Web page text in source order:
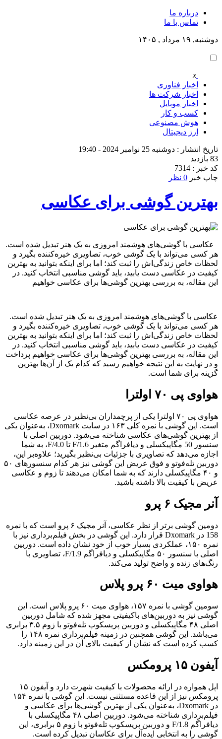
درباره ما
تماس با ما
دوشنبه, ۱۹ مرداد , ۱۴۰۵
x
اخبار فناوری
اخبار شرکت ها
اخبار موبایل
کسب و کار
هوش مصنوعی
ارز دیجیتال
تاریخ انتشار : دوشنبه 25 نوامبر 2024 - 19:40
83 بازدید
کد خبر : 7314
چاپ خبر 0 نظر
بهترین گوشی برای عکاسی
عکاسی با گوشی‌های هوشمند امروزی به یک هنر تبدیل شده است.
هر کسی می‌تواند با یک گوشی خوب، تصاویری خیره‌کننده بگیرد و
لحظات خاص زندگی‌اش را ثبت کند؛ اما برای اینکه بتوانید به بهترین
کیفیت در عکاسی دست یابید، باید گوشی مناسبی انتخاب کنید. در
این مقاله، به بررسی بهترین گوشی‌ها برای عکاسی خواهیم
عکاسی با گوشی‌های هوشمند امروزی به یک هنر تبدیل شده است.
هر کسی می‌تواند با یک گوشی خوب، تصاویری خیره‌کننده بگیرد و
لحظات خاص زندگی‌اش را ثبت کند؛ اما برای اینکه بتوانید به بهترین
کیفیت در عکاسی دست یابید، باید گوشی مناسبی انتخاب کنید. در
این مقاله، به بررسی بهترین گوشی‌ها برای عکاسی خواهیم پرداخت
و در نهایت به این نتیجه خواهیم رسید که کدام یک از آن‌ها بهترین
گزینه برای شما است.
هواوی پی ۷۰ اولترا
هواوی پی ۷۰ اولترا یکی از پرچمداران بی‌نظیر در عرصه عکاسی
است. این گوشی با نمره کلی ۱۶۳ در سایت Dxomark، به‌عنوان یکی
از بهترین گوشی‌های عکاسی شناخته می‌شود. دوربین اصلی با
سنسور 50 مگاپیکسلی و دیافراگم متغیر F/1.6 تا F/4.0، به شما
اجازه می‌دهد که تصاویری با جزئیات بی‌نظیر بگیرید؛ علاوه‌بر این،
دوربین تله‌فوتو و فوق عریض این گوشی نیز هر کدام سنسورهای ۵۰
و ۴۰ مگاپیکسلی دارند که به شما امکان می‌دهند تا زوم و عکاسی
عریض با کیفیت بالا داشته باشید.
آنر مجیک ۶ پرو
دومین گوشی برتر از نظر عکاسی، آنر مجیک ۶ پرو است که با نمره
158 در Dxomark قرار دارد. این گوشی در بخش فیلم‌برداری نیز با
نمره ۱۵۰، عملکردی بسیار خوب از خود نشان داده است. دوربین
اصلی با سنسور ۵۰ مگاپیکسلی و دیافراگم F/1.9، تصاویری با
رنگ‌های زنده و واضح تولید می‌کند.
هواوی میت ۶۰ پرو پلاس
سومین گوشی با نمره ۱۵۷، هواوی میت ۶۰ پرو پلاس است. این
گوشی نیز به دوربین‌های باکیفیتی مجهز شده که شامل دوربین
اصلی ۴۸ مگاپیکسلی و دوربین پریسکوپ تله‌فوتو با زوم ۳.۵ برابری
می‌باشد. این گوشی همچنین در زمینه فیلم‌برداری نمره ۱۴۸ را
کسب کرده است که نشان از کیفیت بالای آن در این زمینه دارد.
آیفون ۱۵ پرومکس
اپل همواره در ارائه محصولات با کیفیت شهرت دارد و آیفون ۱۵
پرومکس نیز از این قاعده مستثنی نیست. این گوشی با نمره ۱۵۴
در Dxomark، به‌عنوان یکی از بهترین گوشی‌ها برای عکاسی و
فیلم‌برداری شناخته می‌شود. دوربین اصلی ۴۸ مگاپیکسلی با
دیافراگم F/1.8 و دوربین پریسکوپ تله‌فوتو با زوم ۵ برابری، این
گوشی را به انتخابی ایده‌آل برای عکاسان تبدیل کرده است.